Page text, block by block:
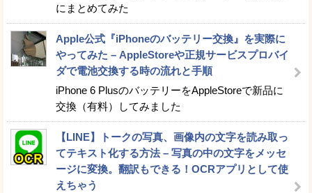
にまとめてみた
Apple公式『iPhoneのバッテリー交換』を実際に
やってみた – AppleStoreや正規サービスプロバイ
ダで電池交換する時の流れと手順
iPhone 6 PlusのバッテリーをAppleStoreで新品に
交換（有料）してみました
【LINE】トークの写真、画像内の文字を読み取っ
てテキスト化する方法 – 写真の中の文字をメッセ
ージに変換。翻訳もできる！OCRアプリとして使
えちゃう